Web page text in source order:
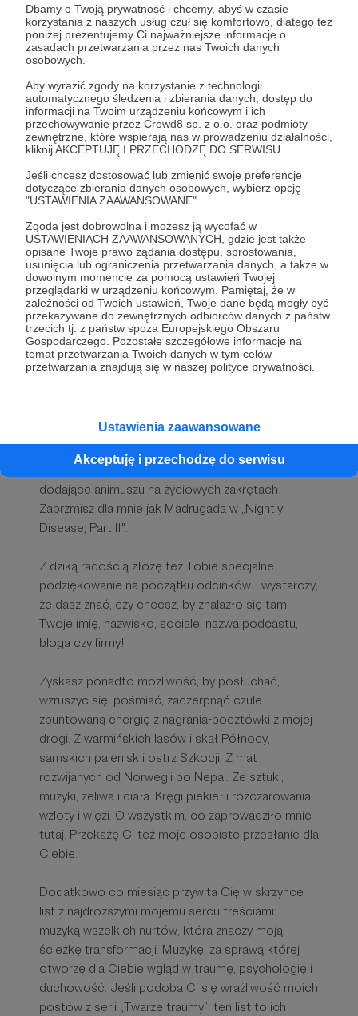
Dbamy o Twoją prywatność i chcemy, abyś w czasie
korzystania z naszych usług czuł się komfortowo, dlatego też
poniżej prezentujemy Ci najważniejsze informacje o
zasadach przetwarzania przez nas Twoich danych
osobowych.
Aby wyrazić zgody na korzystanie z technologii
automatycznego śledzenia i zbierania danych, dostęp do
informacji na Twoim urządzeniu końcowym i ich
przechowywanie przez Crowd8 sp. z o.o. oraz podmioty
zewnętrzne, które wspierają nas w prowadzeniu działalności,
kliknij AKCEPTUJĘ I PRZECHODZĘ DO SERWISU.
Jeśli chcesz dostosować lub zmienić swoje preferencje
dotyczące zbierania danych osobowych, wybierz opcję
"USTAWIENIA ZAAWANSOWANE".
Zgoda jest dobrowolna i możesz ją wycofać w
USTAWIENIACH ZAAWANSOWANYCH, gdzie jest także
opisane Twoje prawo żądania dostępu, sprostowania,
usunięcia lub ograniczenia przetwarzania danych, a także w
dowolnym momencie za pomocą ustawień Twojej
przeglądarki w urządzeniu końcowym. Pamiętaj, że w
zależności od Twoich ustawień, Twoje dane będą mogły być
przekazywane do zewnętrznych odbiorców danych z państw
trzecich tj. z państw spoza Europejskiego Obszaru
Gospodarczego. Pozostałe szczegółowe informacje na
temat przetwarzania Twoich danych w tym celów
przetwarzania znajdują się w naszej polityce prywatności.
Ustawienia zaawansowane
Akceptuję i przechodzę do serwisu
list z najdroższymi mojemu sercu treściami:
muzyką wszelkich nurtów, która znaczy moją
ścieżkę transformacji. Muzykę, za sprawą której
duchowość. Jeśli podoba Ci się wrażliwość moich
postów z serii „Twarze traumy”, ten list to ich
rozszerzona i pogłębiona wersja.
Możesz także dołączyć do zamkniętej grupy Czule
Zbuntowanych na Facebooku! Pierwszx dowiesz
się o temacie nadchodzącego odcinka, będziesz
mxgłx proponować tematy i pytania. Zyskasz też
możliwość sugestii utworów do moich
muzycznych listów z interpretacjami utworów w
kontekście traumy i duchowości.
Patroni: 0
moich prac z osobistą dedykacją oraz wlepki
dodające animuszu na życiowych zakrętach!
Zabrzmisz dla mnie jak Madrugada w „Nightly
Disease, Part II".
Z dziką radością złożę też Tobie specjalne
podziękowanie na początku odcinków - wystarczy,
że dasz znać, czy chcesz, by znalazło się tam
Twoje imię, nazwisko, sociale, nazwa podcastu,
bloga czy firmy!
Zyskasz ponadto możliwość, by posłuchać,
wzruszyć się, pośmiać, zaczerpnąć czule
zbuntowaną energię z nagrania-pocztówki z mojej
drogi. Z warmińskich lasów i skał Północy,
samskich palenisk i ostrz Szkocji. Z mat
rozwijanych od Norwegii po Nepal. Ze sztuki,
muzyki, żeliwa i ciała. Kręgi piekieł i rozczarowania,
wzloty i więzi. O wszystkim, co zaprowadziło mnie
tutaj. Przekażę Ci też moje osobiste przesłanie dla
Ciebie.
Dodatkowo co miesiąc przywita Cię w skrzynce
list z najdroższymi mojemu sercu treściami:
muzyką wszelkich nurtów, która znaczy moją
ścieżkę transformacji. Muzykę, za sprawą której
otworzę dla Ciebie wgląd w traumę, psychologię i
duchowość. Jeśli podoba Ci się wrażliwość moich
postów z serii „Twarze traumy”, ten list to ich